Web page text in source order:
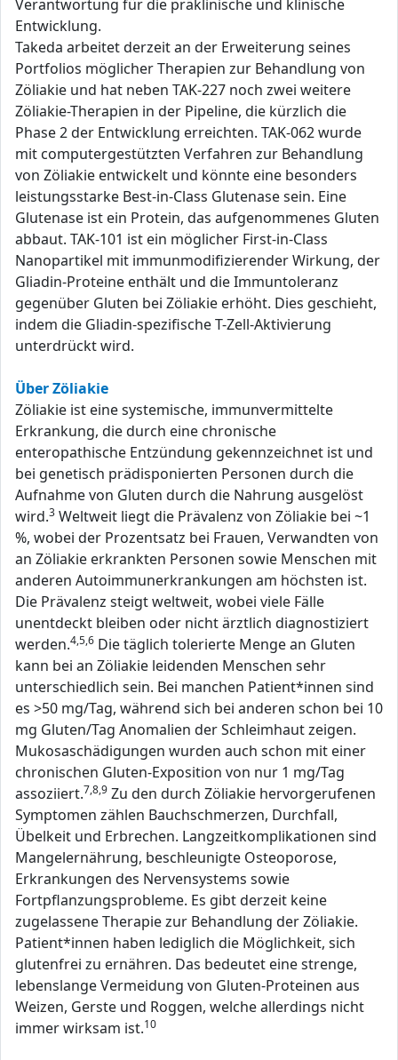
Verantwortung für die präklinische und klinische
Entwicklung.
Takeda arbeitet derzeit an der Erweiterung seines
Portfolios möglicher Therapien zur Behandlung von
Zöliakie und hat neben TAK-227 noch zwei weitere
Zöliakie-Therapien in der Pipeline, die kürzlich die
Phase 2 der Entwicklung erreichten. TAK-062 wurde
mit computergestützten Verfahren zur Behandlung
von Zöliakie entwickelt und könnte eine besonders
leistungsstarke Best-in-Class Glutenase sein. Eine
Glutenase ist ein Protein, das aufgenommenes Gluten
abbaut. TAK-101 ist ein möglicher First-in-Class
Nanopartikel mit immunmodifizierender Wirkung, der
Gliadin-Proteine enthält und die Immuntoleranz
gegenüber Gluten bei Zöliakie erhöht. Dies geschieht,
indem die Gliadin-spezifische T-Zell-Aktivierung
unterdrückt wird.
Über Zöliakie
Zöliakie ist eine systemische, immunvermittelte
Erkrankung, die durch eine chronische
enteropathische Entzündung gekennzeichnet ist und
bei genetisch prädisponierten Personen durch die
Aufnahme von Gluten durch die Nahrung ausgelöst
wird.3 Weltweit liegt die Prävalenz von Zöliakie bei ~1
%, wobei der Prozentsatz bei Frauen, Verwandten von
an Zöliakie erkrankten Personen sowie Menschen mit
anderen Autoimmunerkrankungen am höchsten ist.
Die Prävalenz steigt weltweit, wobei viele Fälle
unentdeckt bleiben oder nicht ärztlich diagnostiziert
werden.4,5,6 Die täglich tolerierte Menge an Gluten
kann bei an Zöliakie leidenden Menschen sehr
unterschiedlich sein. Bei manchen Patient*innen sind
es >50 mg/Tag, während sich bei anderen schon bei 10
mg Gluten/Tag Anomalien der Schleimhaut zeigen.
Mukosaschädigungen wurden auch schon mit einer
chronischen Gluten-Exposition von nur 1 mg/Tag
assoziiert.7,8,9 Zu den durch Zöliakie hervorgerufenen
Symptomen zählen Bauchschmerzen, Durchfall,
Übelkeit und Erbrechen. Langzeitkomplikationen sind
Mangelernährung, beschleunigte Osteoporose,
Erkrankungen des Nervensystems sowie
Fortpflanzungsprobleme. Es gibt derzeit keine
zugelassene Therapie zur Behandlung der Zöliakie.
Patient*innen haben lediglich die Möglichkeit, sich
glutenfrei zu ernähren. Das bedeutet eine strenge,
lebenslange Vermeidung von Gluten-Proteinen aus
Weizen, Gerste und Roggen, welche allerdings nicht
immer wirksam ist.10